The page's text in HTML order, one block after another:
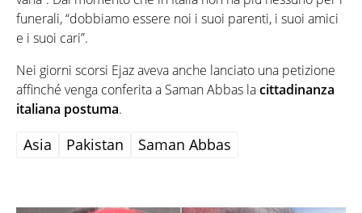
funerali, “dobbiamo essere noi i suoi parenti, i suoi amici
e i suoi cari”.
Nei giorni scorsi Ejaz aveva anche lanciato una petizione
affinché venga conferita a Saman Abbas lacittadinanza
italiana postuma.
Asia Pakistan Saman Abbas